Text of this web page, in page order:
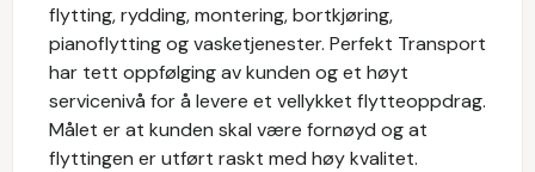
flytting, rydding, montering, bortkjøring,
pianoflytting og vasketjenester. Perfekt Transport
har tett oppfølging av kunden og et høyt
servicenivå for å levere et vellykket flytteoppdrag.
Målet er at kunden skal være fornøyd og at
flyttingen er utført raskt med høy kvalitet.